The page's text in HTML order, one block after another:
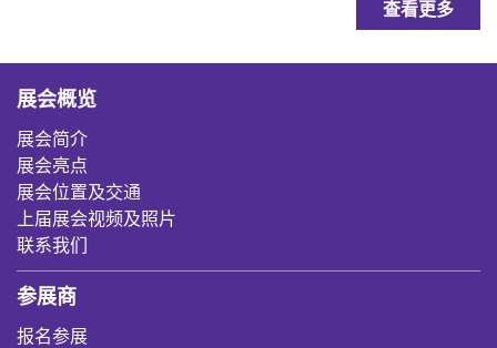
查看更多
展会概览
展会简介
展会亮点
展会位置及交通
上届展会视频及照片
联系我们
参展商
报名参展